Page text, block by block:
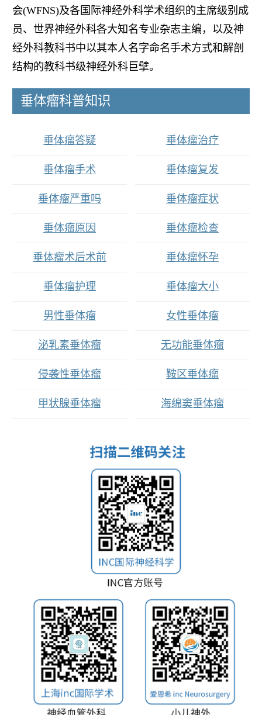
会(WFNS)及各国际神经外科学术组织的主席级别成
员、世界神经外科各大知名专业杂志主编，以及神
经外科教科书中以其本人名字命名手术方式和解剖
结构的教科书级神经外科巨擘。
垂体瘤科普知识
垂体瘤答疑 垂体瘤治疗
垂体瘤手术 垂体瘤复发
垂体瘤严重吗 垂体瘤症状
垂体瘤原因 垂体瘤检查
垂体瘤术后术前 垂体瘤怀孕
垂体瘤护理 垂体瘤大小
男性垂体瘤 女性垂体瘤
泌乳素垂体瘤 无功能垂体瘤
侵袭性垂体瘤 鞍区垂体瘤
甲状腺垂体瘤 海绵窦垂体瘤